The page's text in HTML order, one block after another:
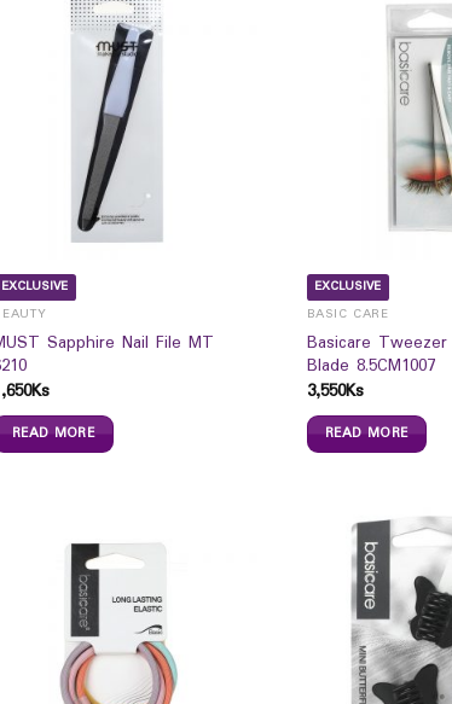
EXCLUSIVE
Sapphire Nail File MT
Ks
READ MORE
EXCLUSIVE
BASIC CARE
Basicare
Blade 8.5CM1007
3,550Ks
READ MORE